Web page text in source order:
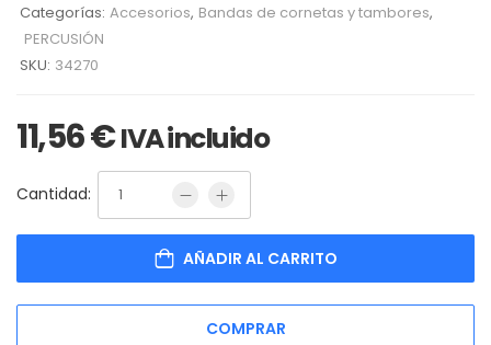
Categorías: Accesorios, Bandas de cornetas y tambores,
PERCUSIÓN
SKU: 34270
11,56€IVA incluido
Cantidad:
AÑADIR AL CARRITO
COMPRAR